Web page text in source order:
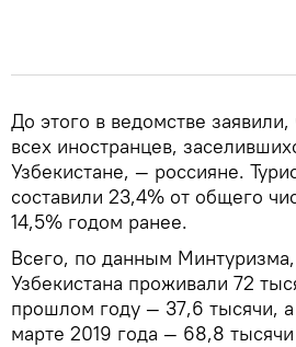
До этого в ведомстве заявили,
всех иностранцев,
Узбекистане, — россияне.
составили 23,4% от общего
14,5% годом ранее.
Всего, по данным
Узбекистана проживали 72
прошлом году — 37,6 тысячи,
марте 2019 года — 68,8